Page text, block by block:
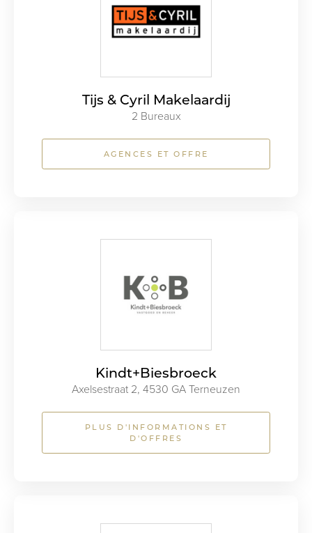
Tijs & Cyril Makelaardij
2 Bureaux
AGENCES ET OFFRE
Kindt+Biesbroeck
Axelsestraat 2, 4530 GA Terneuzen
PLUS D'INFORMATIONS ET
D'OFFRES